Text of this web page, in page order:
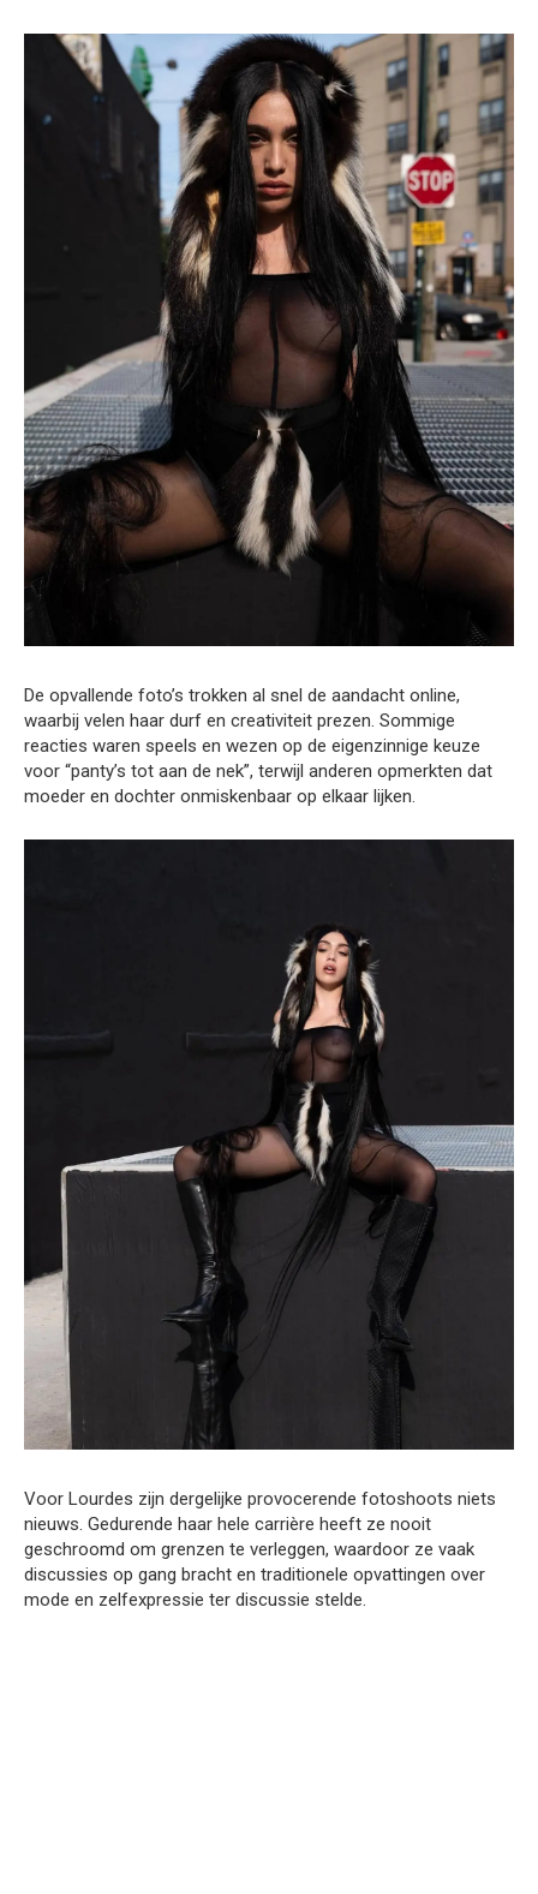
De opvallende foto’s trokken al snel de aandacht online,
waarbij velen haar durf en creativiteit prezen. Sommige
reacties waren speels en wezen op de eigenzinnige keuze
voor “panty’s tot aan de nek”, terwijl anderen opmerkten dat
moeder en dochter onmiskenbaar op elkaar lijken.
Voor Lourdes zijn dergelijke provocerende fotoshoots niets
nieuws. Gedurende haar hele carrière heeft ze nooit
geschroomd om grenzen te verleggen, waardoor ze vaak
discussies op gang bracht en traditionele opvattingen over
mode en zelfexpressie ter discussie stelde.